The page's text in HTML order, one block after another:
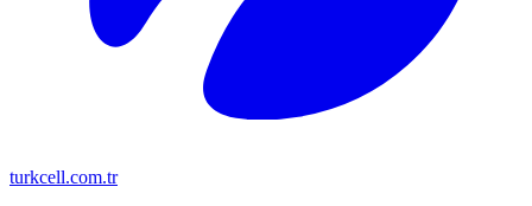
turkcell.com.tr